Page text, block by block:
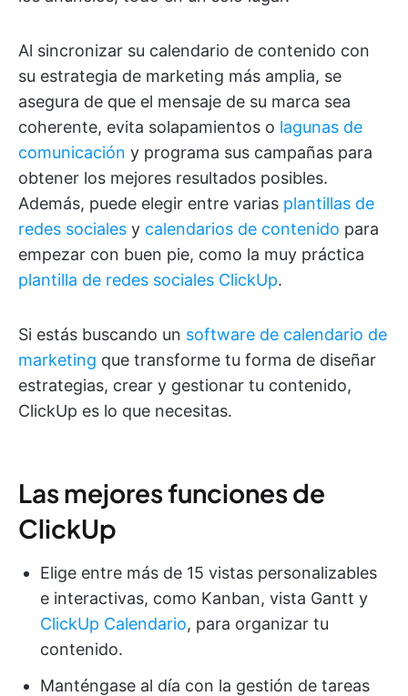
Al sincronizar su calendario de contenido con
su estrategia de marketing más amplia, se
asegura de que el mensaje de su marca sea
coherente, evita solapamientos o lagunas de
comunicación y programa sus campañas para
obtener los mejores resultados posibles.
Además, puede elegir entre varias plantillas de
redes sociales y calendarios de contenido para
empezar con buen pie, como la muy práctica
plantilla de redes sociales ClickUp.
Si estás buscando un software de calendario de
marketing que transforme tu forma de diseñar
estrategias, crear y gestionar tu contenido,
ClickUp es lo que necesitas.
Las mejores funciones de
ClickUp
Elige entre más de 15 vistas personalizables
e interactivas, como Kanban, vista Gantt y
ClickUp Calendario, para organizar tu
contenido.
Manténgase al día con la gestión de tareas